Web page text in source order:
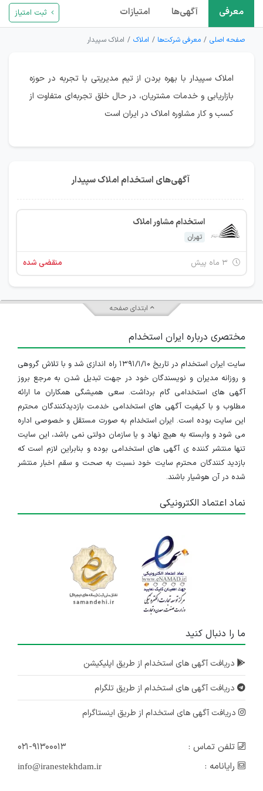
معرفی آگهی‌ها امتیازات ثبت امتیاز
صفحه اصلی معرفی شرکت‌ها املاک املاک سپیدار
املاک سپیدار با بهره بردن از تیم مدیریتی با تجربه در حوزه
بازاریابی و خدمات مشتریان، در حال خلق تجربه‌ای متفاوت از
کسب و کار مشاوره املاک در ایران است
آگهی‌های استخدام املاک سپیدار
استخدام مشاور املاک
تهران
منقضی شده
ابتدای صفحه
مختصری درباره ایران استخدام
سایت ایران استخدام در تاریخ ۱۳۹۱/۱/۱۰ راه اندازی شد و با تلاش گروهی
و روزانه مدیران و نویسندگان خود در جهت تبدیل شدن به مرجع بروز
آگهی های استخدامی گام برداشت. سعی همیشگی همکاران ما ارائه
مطلوب و با کیفیت آگهی های استخدامی خدمت بازدیدکنندگان محترم
این سایت بوده است. ایران استخدام به صورت مستقل و خصوصی اداره
می شود و وابسته به هیچ نهاد و یا سازمان دولتی نمی باشد، این سایت
تنها منتشر کننده ی آگهی های استخدامی بوده و بنابراین لازم است که
بازدید کنندگان محترم سایت خود نسبت به صحت و سقم اخبار منتشر
شده در آن هوشیار باشند.
نماد اعتماد الکترونیکی
ما را دنبال کنید
دریافت آگهی های استخدام از طریق اپلیکیشن
دریافت آگهی های استخدام از طریق تلگرام
دریافت آگهی های استخدام از طریق اینستاگرام
تلفن تماس :
۰۲۱-۹۱۳۰۰۰۱۳
رایانامه :
info@iranestekhdam.ir